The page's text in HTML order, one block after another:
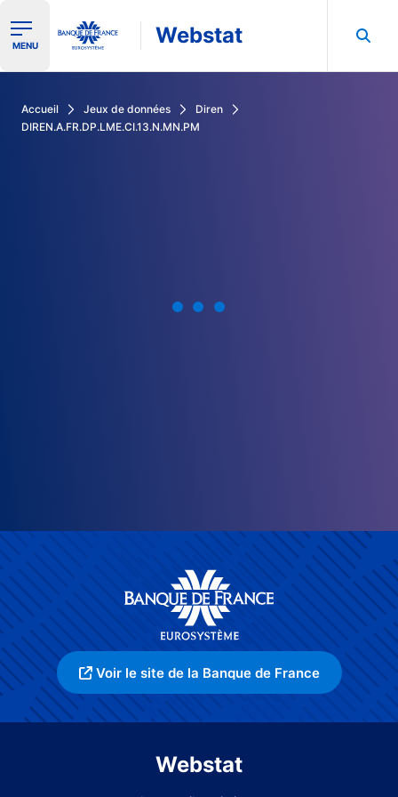
Ouvrir le menu de navigation
MENU Webstat
Accueil Jeux de données
Diren
DIREN.A.FR.DP.LME.CI.13.N.MN.PM
Voir le site de la Banque de France
Webstat